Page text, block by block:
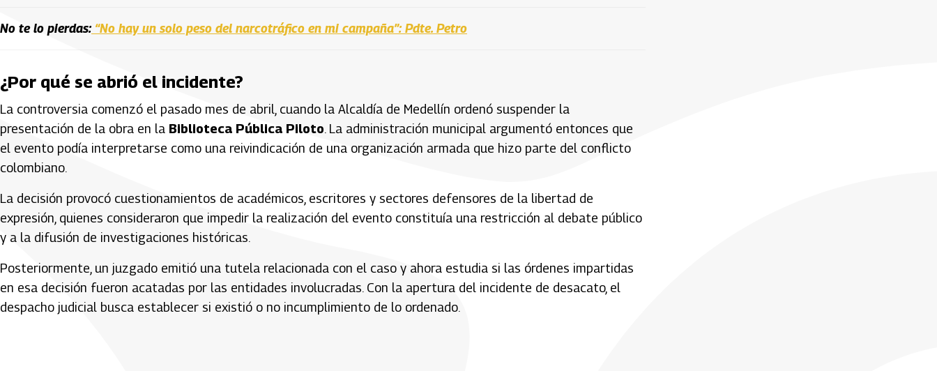
No te lo pierdas: “No hay un solo peso del narcotráfico en mi campaña”: Pdte. Petro
¿Por qué se abrió el incidente?
La controversia comenzó el pasado mes de abril, cuando la Alcaldía de Medellín ordenó suspender la
presentación de la obra en la Biblioteca Pública Piloto. La administración municipal argumentó entonces que
el evento podía interpretarse como una reivindicación de una organización armada que hizo parte del conflicto
colombiano.
La decisión provocó cuestionamientos de académicos, escritores y sectores defensores de la libertad de
expresión, quienes consideraron que impedir la realización del evento constituía una restricción al debate público
y a la difusión de investigaciones históricas.
Posteriormente, un juzgado emitió una tutela relacionada con el caso y ahora estudia si las órdenes impartidas
en esa decisión fueron acatadas por las entidades involucradas. Con la apertura del incidente de desacato, el
despacho judicial busca establecer si existió o no incumplimiento de lo ordenado.